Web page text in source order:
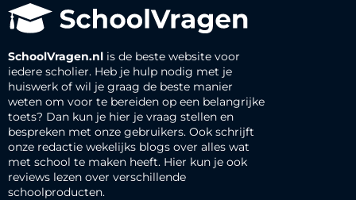
SchoolVragen.nl is de beste website voor
iedere scholier. Heb je hulp nodig met je
huiswerk of wil je graag de beste manier
weten om voor te bereiden op een belangrijke
toets? Dan kun je hier je vraag stellen en
bespreken met onze gebruikers. Ook schrijft
onze redactie wekelijks blogs over alles wat
met school te maken heeft. Hier kun je ook
reviews lezen over verschillende
schoolproducten.